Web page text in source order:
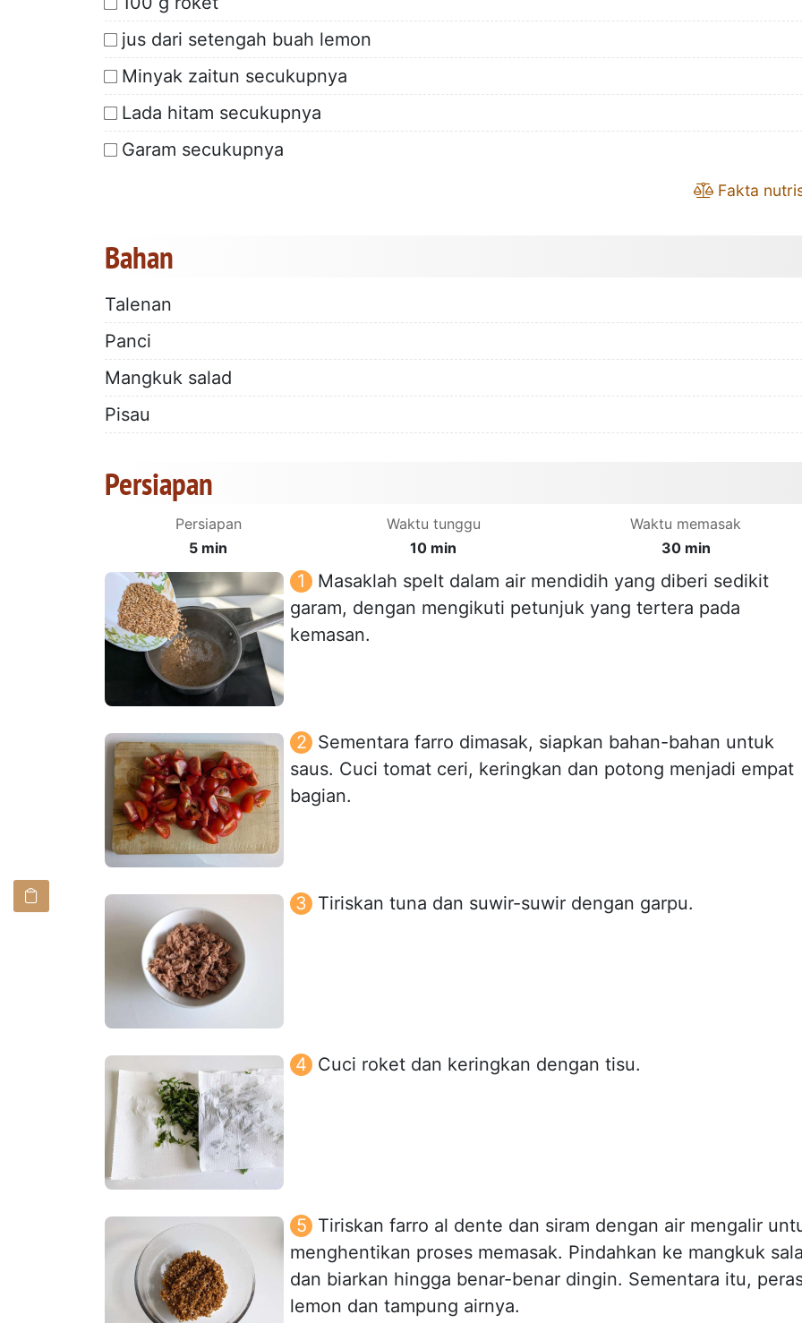
jus dari setengah buah lemon
Minyak zaitun secukupnya
Lada hitam secukupnya
Garam secukupnya
Fakta
Bahan
Talenan
Panci
Mangkuk salad
Pisau
Persiapan
Persiapan
5 min
Waktu tunggu
10 min
Waktu memasak
30 min
Masaklah spelt dalam air mendidih yang diberi sedikit
garam, dengan mengikuti petunjuk yang tertera pada
kemasan.
Sementara farro dimasak, siapkan bahan-bahan untuk
saus. Cuci tomat ceri, keringkan dan potong menjadi empat
bagian.
Tiriskan tuna dan suwir-suwir dengan garpu.
Cuci roket dan keringkan dengan tisu.
Tiriskan farro al dente dan siram dengan air mengalir
menghentikan proses memasak. Pindahkan ke mangkuk
dan biarkan hingga benar-benar dingin. Sementara itu,
lemon dan tampung airnya.